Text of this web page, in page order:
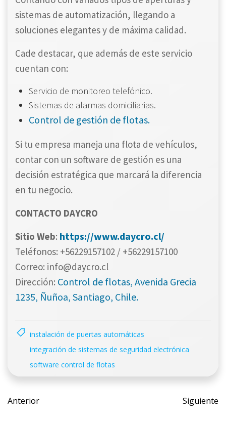
sistemas de automatización, llegando a
soluciones elegantes y de máxima calidad.
Cade destacar, que además de este servicio
cuentan con:
Servicio de monitoreo telefónico.
Sistemas de alarmas domiciliarias.
Control de gestión de flotas.
Si tu empresa maneja una flota de vehículos,
contar con un software de gestión es una
decisión estratégica que marcará la diferencia
en tu negocio.
CONTACTO DAYCRO
Sitio Web: https://www.daycro.cl/
Teléfonos: +56229157102 / +56229157100
Correo: info@daycro.cl
Dirección: Control de flotas, Avenida Grecia
1235, Ñuñoa, Santiago, Chile.
instalación de puertas automáticas
integración de sistemas de seguridad electrónica
software control de flotas
Post
Anterior
Post
Siguiente